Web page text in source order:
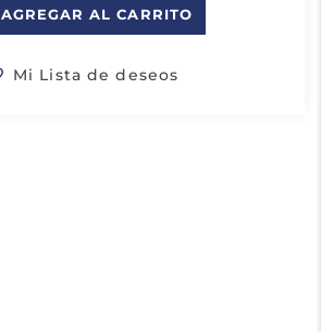
AGREGAR AL CARRITO
Mi Lista de deseos